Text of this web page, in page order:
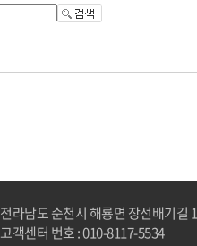
전라남도 순천시 해룡면 장선배기길
고객센터 번호 : 010-8117-5534